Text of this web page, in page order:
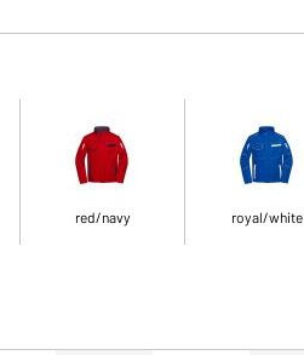
red/navy royal/white